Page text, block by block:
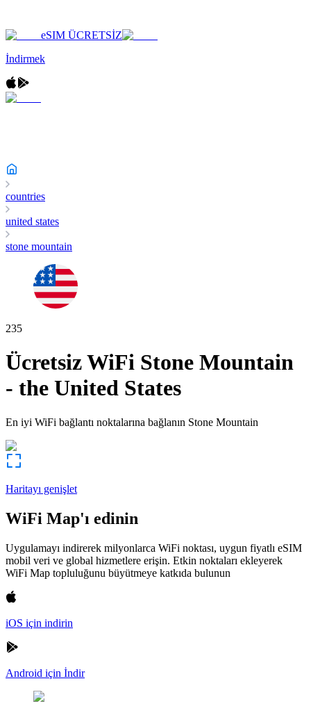
eSIM ÜCRETSİZ
İndirmek
countries
united states
stone mountain
235
Ücretsiz WiFi Stone Mountain
- the United States
En iyi WiFi bağlantı noktalarına bağlanın Stone Mountain
Haritayı genişlet
WiFi Map'ı edinin
Uygulamayı indirerek milyonlarca WiFi noktası, uygun fiyatlı eSIM
mobil veri ve global hizmetlere erişin. Etkin noktaları ekleyerek
WiFi Map topluluğunu büyütmeye katkıda bulunun
iOS için indirin
Android için İndir